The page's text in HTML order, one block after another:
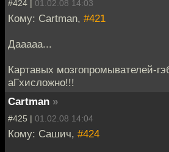
#424 | 01.02.08 14:03
Кому: Cartman, #421
Дааааа...
Картавых мозгопромывателей-
аГхисложно!!!
Cartman »
#425 | 01.02.08 14:04
Кому: Сашич, #424